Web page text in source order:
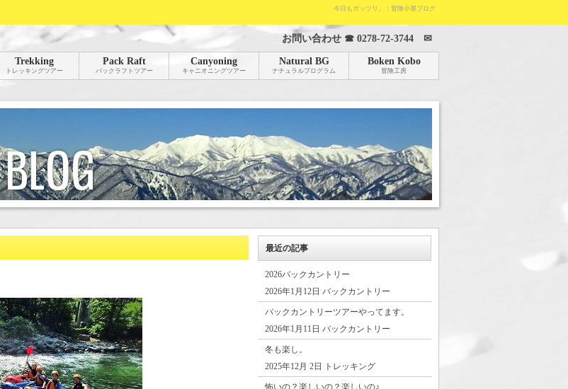
今日もガッツリ。：冒険小屋ブログ
お問い合わせ ☎ 0278-72-3744 ✉
Trekking
トレッキングツアー
Pack Raft
パックラフトツアー
Canyoning
キャニオニングツアー
Natural BG
ナチュラルプログラム
Boken Kobo
冒険工房
最近の記事
2026バックカントリー
2026年1月12日 バックカントリー
バックカントリーツアーやってます。
2026年1月11日 バックカントリー
冬も楽し。
2025年12月 2日 トレッキング
怖いの？楽しいの？楽しいの♪